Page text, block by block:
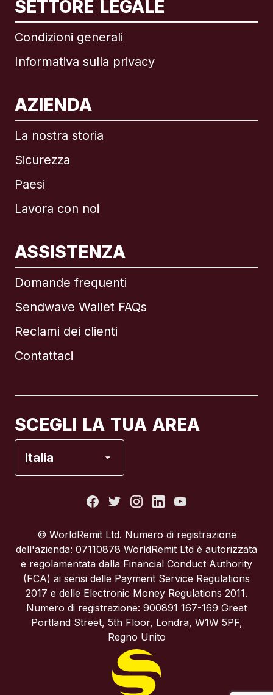
SETTORE LEGALE
Condizioni generali
Informativa sulla privacy
AZIENDA
La nostra storia
Sicurezza
Paesi
Lavora con noi
ASSISTENZA
Domande frequenti
Sendwave Wallet FAQs
Reclami dei clienti
Contattaci
SCEGLI LA TUA AREA
Italia
Internazionale English
Brasile
Regno Unito
Spagna
© WorldRemit Ltd. Numero di registrazione
dell'azienda: 07110878 WorldRemit Ltd è autorizzata
e regolamentata dalla Financial Conduct Authority
(FCA) ai sensi delle Payment Service Regulations
2017 e delle Electronic Money Regulations 2011.
Numero di registrazione: 900891 167-169 Great
Portland Street, 5th Floor, Londra, W1W 5PF,
Regno Unito